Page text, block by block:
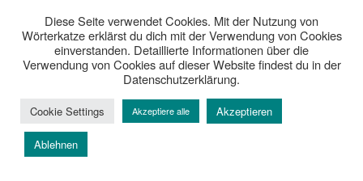
Diese Seite verwendet Cookies. Mit der Nutzung von
Wörterkatze erklärst du dich mit der Verwendung von Cookies
einverstanden. Detaillierte Informationen über die
Verwendung von Cookies auf dieser Website findest du in der
Datenschutzerklärung.
Cookie Settings Akzeptiere alle Akzeptieren
Ablehnen